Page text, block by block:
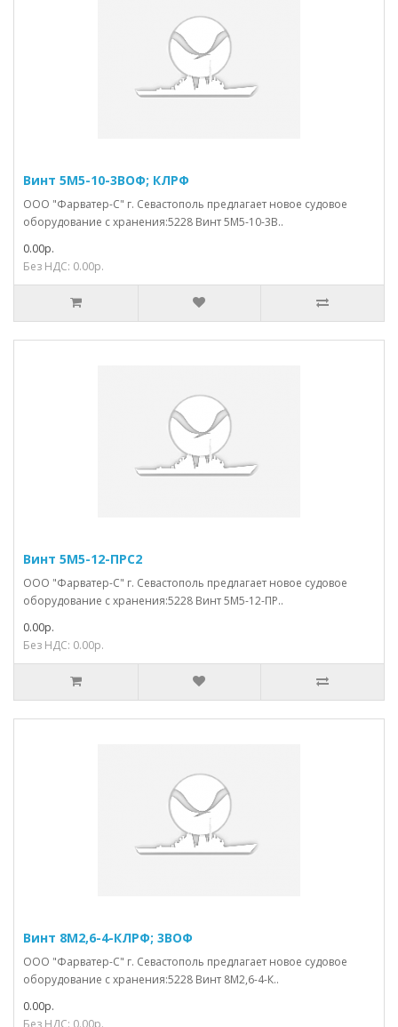
Винт 5М5-10-3ВОФ; КЛРФ
ООО "Фарватер-С" г. Севастополь предлагает новое судовое
оборудование с хранения:5228 Винт 5М5-10-3В..
0.00р.
Без НДС: 0.00р.
Винт 5М5-12-ПРС2
ООО "Фарватер-С" г. Севастополь предлагает новое судовое
оборудование с хранения:5228 Винт 5М5-12-ПР..
0.00р.
Без НДС: 0.00р.
Винт 8М2,6-4-КЛРФ; 3ВОФ
ООО "Фарватер-С" г. Севастополь предлагает новое судовое
оборудование с хранения:5228 Винт 8М2,6-4-К..
0.00р.
Без НДС: 0.00р.